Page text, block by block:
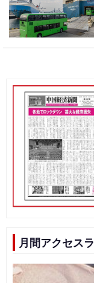
月間アクセス